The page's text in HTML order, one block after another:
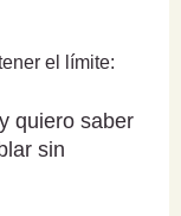
el límite:
quiero saber
sin